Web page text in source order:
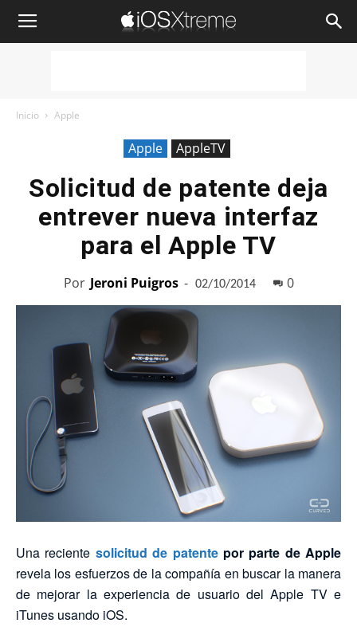
iOSXtreme
Inicio Apple
Apple AppleTV
Solicitud de patente deja
entrever nueva interfaz
para el Apple TV
Por Jeroni Puigros - 02/10/2014 0
Una reciente solicitud de patentepor parte de Apple
revela los esfuerzos de la compañía en buscar la manera
de mejorar la experiencia de usuario del Apple TV e
iTunes usando iOS.